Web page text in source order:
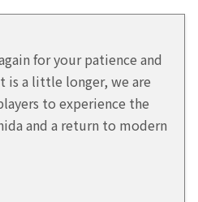
for your patience and
is a little longer, we are
to experience the
and a return to modern